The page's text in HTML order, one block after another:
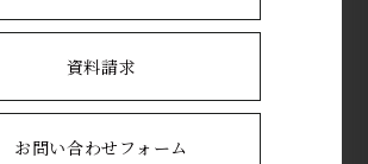
資料請求
お問い合わせフォーム